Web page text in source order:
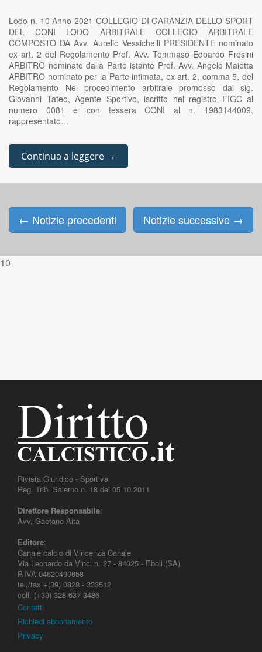
Lodo n. 10 Anno 2021 COLLEGIO DI GARANZIA DELLO SPORT
DEL CONI LODO ARBITRALE COLLEGIO ARBITRALE
COMPOSTO DA Avv. Aurelio Vessichelli PRESIDENTE nominato
ex art. 2 del Regolamento Prof. Avv. Tommaso Edoardo Frosini
ARBITRO nominato dalla Parte istante Prof. Avv. Angelo Maietta
ARBITRO nominato per la Parte intimata, ex art. 2, comma 5, del
Regolamento Nel procedimento arbitrale promosso dal sig.
Giovanni Tateo, Agente Sportivo, iscritto nel registro FIGC al
numero 0081 e con tessera CONI al n. 1983144009,
rappresentato…
Continua a leggere →
Posts navigation
← Notizie precedenti Notizie successive →
10
Rivista Giuridico - Sportiva
Reg. Trib. Salerno n. 18 del 05.10.2011
Direttore Responsabile:
Avv. Gaetano Aita
Editore:
Canale calcio di Vincenza Canale
Via Leonardo da Vinci n. 27 - 84025 - Eboli (SA)
P.IVA 04620490658
tel./fax +(39) 0828 - 333512
cell. (+39) 328 637 3486
Contatti
Richiedi abbonamento
Privacy